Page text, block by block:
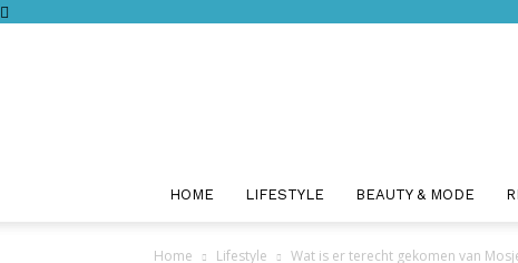
HOME LIFESTYLE BEAUTY & MODE
Home Lifestyle Wat is er terecht gekomen van